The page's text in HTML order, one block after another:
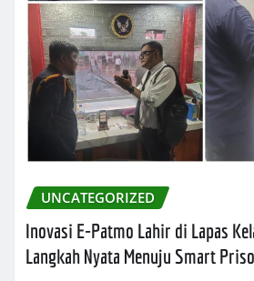
UNCATEGORIZED
Inovasi E-Patmo Lahir di Lapas
Langkah Nyata Menuju Smart